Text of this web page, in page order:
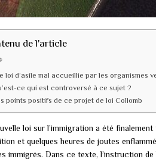
de l'article
loi d’asile mal accueillie par les organismes
ce qui est controversé à ce sujet ?
points positifs de ce projet de loi Collomb
loi sur l’immigration a été
et quelques heures de joutes
immigrés. Dans ce texte, l’instruction